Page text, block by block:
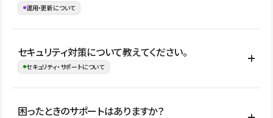
ージをご覧ください。
運用・更新について
はい。CMSやコンポーネントを活用して更新範囲を設計しておく
ことで、デザインを崩しにくい状態で運用できます。 さらにコン
ながらレイアウトに影響を与えずに更新作業を進めやすくなりま
セキュリティ対策について教えてください。
セキュリティ・サポートについて
Studioでは、公開サイトやサービスを安全に利用できるよう、通信
困ったときのサポートはありますか？